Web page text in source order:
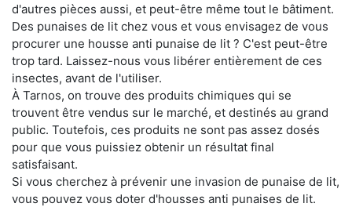
d'autres pièces aussi, et peut-être même tout le bâtiment.
Des punaises de lit chez vous et vous envisagez de vous
procurer une housse anti punaise de lit ? C'est peut-être
trop tard. Laissez-nous vous libérer entièrement de ces
insectes, avant de l'utiliser.
À Tarnos, on trouve des produits chimiques qui se
trouvent être vendus sur le marché, et destinés au grand
public. Toutefois, ces produits ne sont pas assez dosés
pour que vous puissiez obtenir un résultat final
satisfaisant.
Si vous cherchez à prévenir une invasion de punaise de lit,
vous pouvez vous doter d'housses anti punaises de lit.